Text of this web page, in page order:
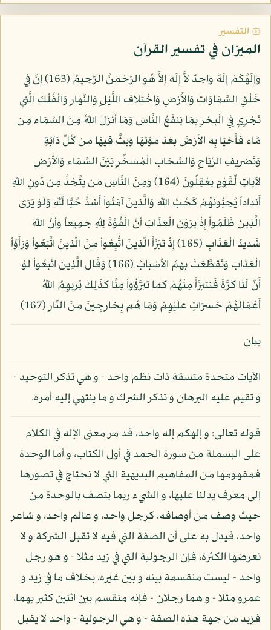
۞ التفسير
الميزان في تفسير القرآن
وَإِلَهُكُمْ إِلَهٌ وَاحِدٌ لاَّ إِلَهَ إِلاَّ هُوَ الرَّحْمَنُ الرَّحِيمُ (163) إِنَّ فِي
خَلْقِ السَّمَاوَاتِ وَالأَرْضِ وَاخْتِلاَفِ اللَّيْلِ وَالنَّهَارِ وَالْفُلْكِ الَّتِي
تَجْرِي فِي الْبَحْرِ بِمَا يَنفَعُ النَّاسَ وَمَا أَنزَلَ اللّهُ مِنَ السَّمَاء مِن
مَّاء فَأَحْيَا بِهِ الأرْضَ بَعْدَ مَوْتِهَا وَبَثَّ فِيهَا مِن كُلِّ دَآبَّةٍ
وَتَصْرِيفِ الرِّيَاحِ وَالسَّحَابِ الْمُسَخِّرِ بَيْنَ السَّمَاء وَالأَرْضِ
لآيَاتٍ لِّقَوْمٍ يَعْقِلُونَ (164) وَمِنَ النَّاسِ مَن يَتَّخِذُ مِن دُونِ اللّهِ
أَندَاداً يُحِبُّونَهُمْ كَحُبِّ اللّهِ وَالَّذِينَ آمَنُواْ أَشَدُّ حُبًّا لِّلّهِ وَلَوْ يَرَى
الَّذِينَ ظَلَمُواْ إِذْ يَرَوْنَ الْعَذَابَ أَنَّ الْقُوَّةَ لِلّهِ جَمِيعاً وَأَنَّ اللّهَ
شَدِيدُ الْعَذَابِ (165) إِذْ تَبَرَّأَ الَّذِينَ اتُّبِعُواْ مِنَ الَّذِينَ اتَّبَعُواْ وَرَأَوُاْ
الْعَذَابَ وَتَقَطَّعَتْ بِهِمُ الأَسْبَابُ (166) وَقَالَ الَّذِينَ اتَّبَعُواْ لَوْ
أَنَّ لَنَا كَرَّةً فَنَتَبَرَّأَ مِنْهُمْ كَمَا تَبَرَّؤُواْ مِنَّا كَذَلِكَ يُرِيهِمُ اللّهُ
أَعْمَالَهُمْ حَسَرَاتٍ عَلَيْهِمْ وَمَا هُم بِخَارِجِينَ مِنَ النَّارِ (167)
بيان
الآيات متحدة متسقة ذات نظم واحد - و هي تذكر التوحيد -
و تقيم عليه البرهان و تذكر الشرك و ما ينتهي إليه أمره.
قوله تعالى: و إلهكم إله واحد، قد مر معنى الإله في الكلام
على البسملة من سورة الحمد في أول الكتاب، و أما الوحدة
فمفهومها من المفاهيم البديهية التي لا نحتاج في تصورها
إلى معرف يدلنا عليها، و الشيء ربما يتصف بالوحدة من
حيث وصف من أوصافه، كرجل واحد، و عالم واحد، و شاعر
واحد، فيدل به على أن الصفة التي فيه لا تقبل الشركة و لا
تعرضها الكثرة، فإن الرجولية التي في زيد مثلا - و هو رجل
واحد - ليست منقسمة بينه و بين غيره، بخلاف ما في زيد و
عمرو مثلا - و هما رجلان - فإنه منقسم بين اثنين كثير بهما،
فزيد من جهة هذه الصفة - و هي الرجولية - واحد لا يقبل